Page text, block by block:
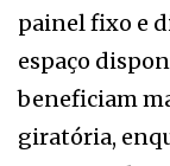
painel fixo e
espaço
beneficiam
giratória,